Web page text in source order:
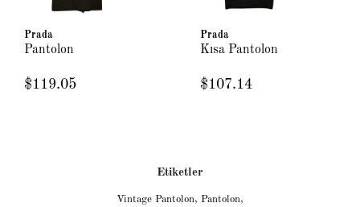
Prada
Pantolon
$119.05
Prada
Kısa Pantolon
$107.14
Etiketler
Vintage Pantolon, Pantolon,